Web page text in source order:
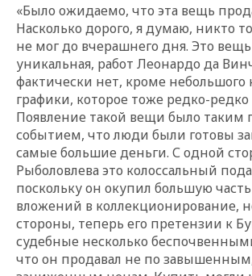
«Было ожидаемо, что эта вещь
Насколько дорого, я думаю, никто
не мог до вчерашнего дня. Это
уникальная, работ Леонардо да
фактически нет, кроме небольшого
графики, которое тоже редко-редко
Появление такой вещи было таким
событием, что люди были готовы
самые большие деньги. С одной
Рыболовлева это колоссальный
поскольку он окупил большую
вложений в коллекционирование,
стороны, теперь его претензии к
судебные несколько
что он продавал не по